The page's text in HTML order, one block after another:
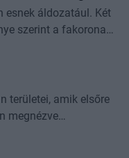
esnek áldozatául. Két
szerint a fakorona
területei, amik elsőre
megnézve